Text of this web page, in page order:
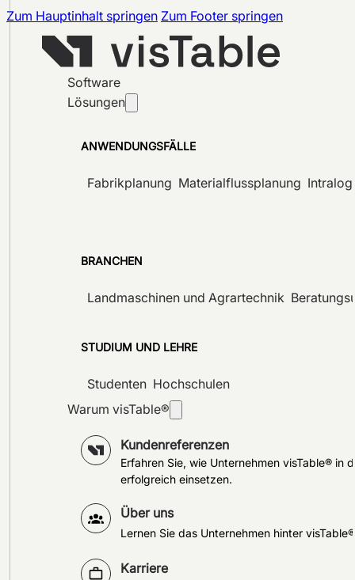
Zum Hauptinhalt springen Zum Footer springen
Software
Lösungen
ANWENDUNGSFÄLLE
Fabrikplanung Materialflussplanung
BRANCHEN
Landmaschinen und Agrartechnik
STUDIUM UND LEHRE
Studenten Hochschulen
Warum visTable®
Kundenreferenzen
Erfahren Sie, wie Unternehmen visTable® in
erfolgreich einsetzen.
Über uns
Lernen Sie das Unternehmen hinter
Karriere